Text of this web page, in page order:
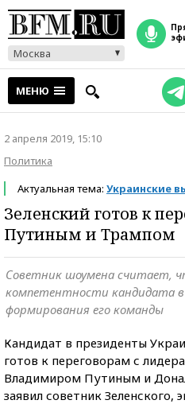
Москва
прямой
МЕНЮ
2 апреля 2019, 15:10
Политика
Актуальная тема: Украинские
Зеленский готов к
Путиным и Трампом
Советник шоумена считает,
компетентности кандидата
формирования его команды
Кандидат в президенты
готов к переговорам с
Владимиром Путиным и
заявил советник Зеленского,